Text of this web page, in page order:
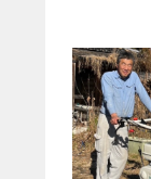
https://
6/10.5馬力
クターで